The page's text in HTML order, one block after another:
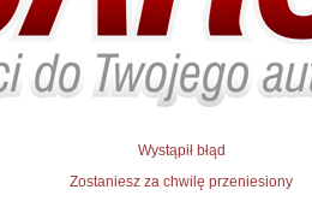
Wystąpił błąd
Zostaniesz za chwilę przeniesiony